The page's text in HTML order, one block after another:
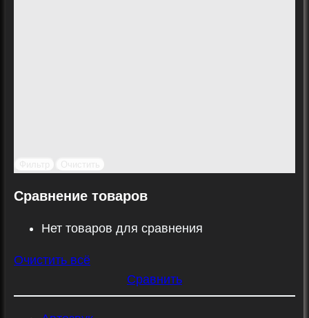
Сравнение товаров
Нет товаров для сравнения
Очистить всё
Сравнить